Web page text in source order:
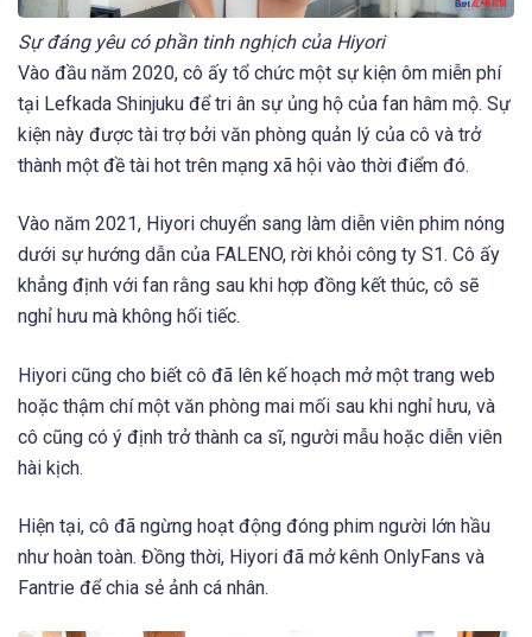
Sự đáng yêu có phần tinh nghịch của Hiyori
Vào đầu năm 2020, cô ấy tổ chức một sự kiện ôm miễn phí
tại Lefkada Shinjuku để tri ân sự ủng hộ của fan hâm mộ. Sự
kiện này được tài trợ bởi văn phòng quản lý của cô và trở
thành một đề tài hot trên mạng xã hội vào thời điểm đó.
Vào năm 2021, Hiyori chuyển sang làm diễn viên phim nóng
dưới sự hướng dẫn của FALENO, rời khỏi công ty S1. Cô ấy
khẳng định với fan rằng sau khi hợp đồng kết thúc, cô sẽ
nghỉ hưu mà không hối tiếc.
Hiyori cũng cho biết cô đã lên kế hoạch mở một trang web
hoặc thậm chí một văn phòng mai mối sau khi nghỉ hưu, và
cô cũng có ý định trở thành ca sĩ, người mẫu hoặc diễn viên
hài kịch.
Hiện tại, cô đã ngừng hoạt động đóng phim người lớn hầu
như hoàn toàn. Đồng thời, Hiyori đã mở kênh OnlyFans và
Fantrie để chia sẻ ảnh cá nhân.